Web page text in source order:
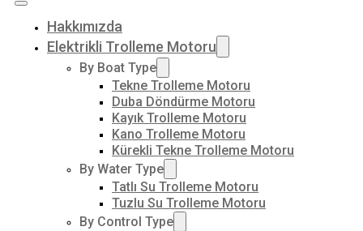
Hakkımızda
Elektrikli Trolleme Motoru
By Boat Type
Tekne Trolleme Motoru
Duba Döndürme Motoru
Kayık Trolleme Motoru
Kano Trolleme Motoru
Kürekli Tekne Trolleme Motoru
By Water Type
Tatlı Su Trolleme Motoru
Tuzlu Su Trolleme Motoru
By Control Type